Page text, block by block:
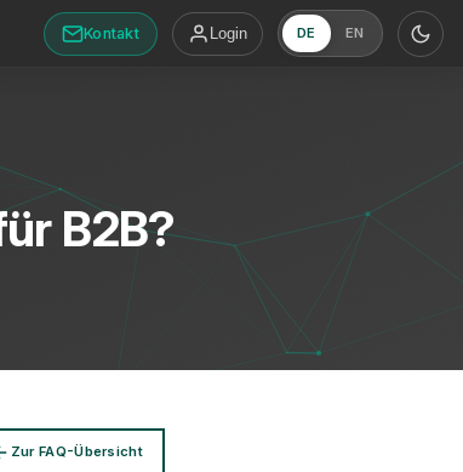
Kontakt Login DE EN
B2B?
Zur FAQ-Übersicht